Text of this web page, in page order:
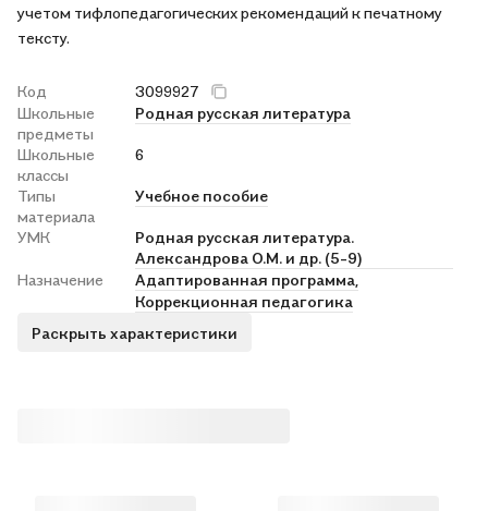
учетом тифлопедагогических рекомендаций к печатному
тексту.
Код
3099927
Школьные
предметы
Родная русская литература
Школьные
классы
6
Типы
материала
Учебное пособие
УМК
Родная русская литература.
Александрова О.М. и др. (5-9)
Назначение
Адаптированная программа,
Коррекционная педагогика
Раскрыть характеристики